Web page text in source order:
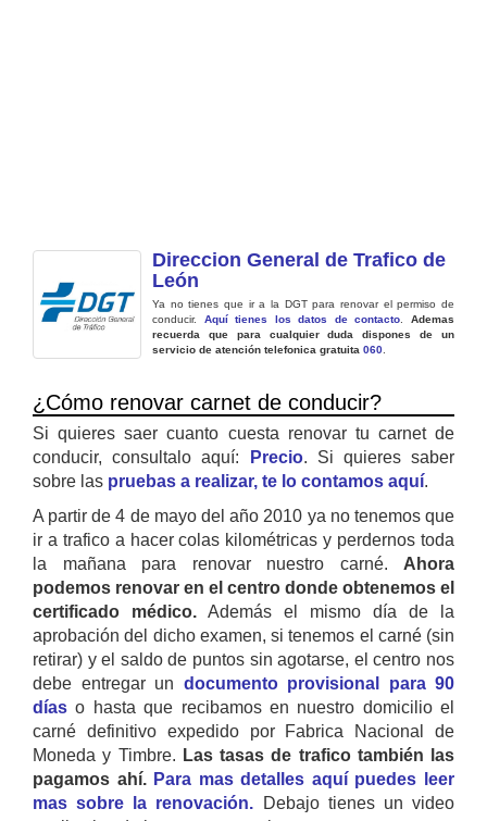
Direccion General de Trafico de
León
Ya no tienes que ir a la DGT para renovar el permiso de
conducir. Aquí tienes los datos de contacto .Ademas
recuerda que para cualquier duda dispones de un
servicio de atención telefonica gratuita 060
¿Cómo renovar carnet de conducir?
Si quieres saer cuanto cuesta renovar tu carnet de
conducir, consultalo aquí:
Precio. Si quieres saber
sobre las pruebas a realizar, te lo contamos aquí.
A partir de 4 de mayo del año 2010 ya no tenemos que
ir a trafico a hacer colas kilométricas y perdernos toda
la mañana para renovar nuestro carné. Ahora
podemos renovar en el centro donde obtenemos el
certificado médico. Además el mismo día de la
aprobación del dicho examen, si tenemos el carné (sin
retirar) y el saldo de puntos sin agotarse, el centro nos
debe entregar un documento provisional para 90
días o hasta que recibamos en nuestro domicilio el
carné definitivo expedido por Fabrica Nacional de
Moneda y Timbre. Las tasas de trafico también las
pagamos ahí. Para mas detalles aquí puedes leer
mas sobre la renovación. Debajo tienes un video